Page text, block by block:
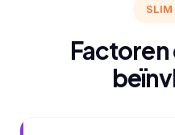
SLIM